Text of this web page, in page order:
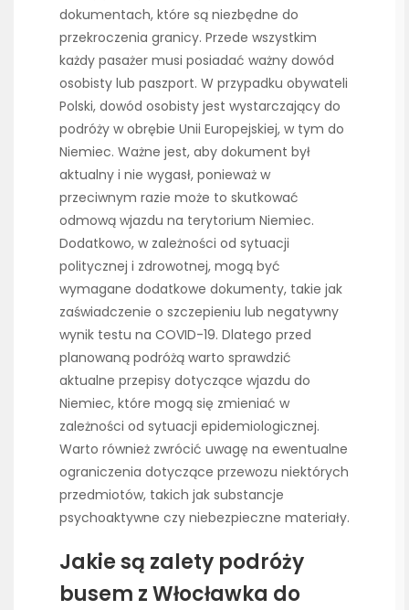
dokumentach, które są niezbędne do
przekroczenia granicy. Przede wszystkim
każdy pasażer musi posiadać ważny dowód
osobisty lub paszport. W przypadku obywateli
Polski, dowód osobisty jest wystarczający do
podróży w obrębie Unii Europejskiej, w tym do
Niemiec. Ważne jest, aby dokument był
aktualny i nie wygasł, ponieważ w
przeciwnym razie może to skutkować
odmową wjazdu na terytorium Niemiec.
Dodatkowo, w zależności od sytuacji
politycznej i zdrowotnej, mogą być
wymagane dodatkowe dokumenty, takie jak
zaświadczenie o szczepieniu lub negatywny
wynik testu na COVID-19. Dlatego przed
planowaną podróżą warto sprawdzić
aktualne przepisy dotyczące wjazdu do
Niemiec, które mogą się zmieniać w
zależności od sytuacji epidemiologicznej.
Warto również zwrócić uwagę na ewentualne
ograniczenia dotyczące przewozu niektórych
przedmiotów, takich jak substancje
psychoaktywne czy niebezpieczne materiały.
Jakie są zalety podróży
busem z Włocławka do